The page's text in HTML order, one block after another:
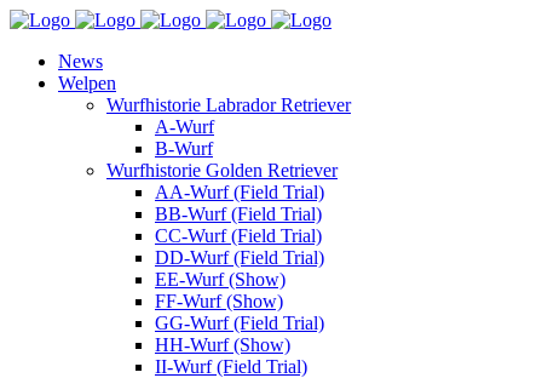
News
Welpen
Wurfhistorie Labrador Retriever
A-Wurf
B-Wurf
Wurfhistorie Golden Retriever
AA-Wurf (Field Trial)
BB-Wurf (Field Trial)
CC-Wurf (Field Trial)
DD-Wurf (Field Trial)
EE-Wurf (Show)
FF-Wurf (Show)
GG-Wurf (Field Trial)
HH-Wurf (Show)
II-Wurf (Field Trial)